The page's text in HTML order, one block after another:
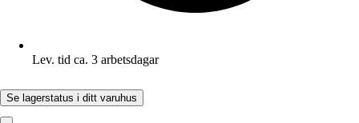
Lev. tid ca. 3 arbetsdagar
Se lagerstatus i ditt varuhus